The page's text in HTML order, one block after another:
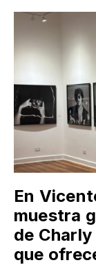
En
muestra
de
que